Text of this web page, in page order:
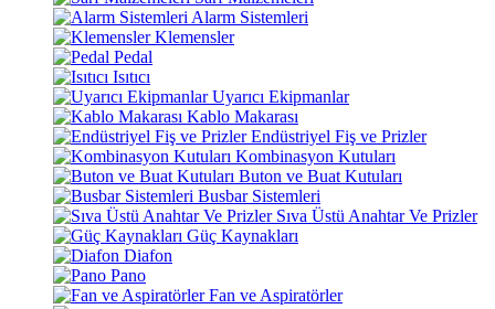
Alarm Sistemleri
Klemensler
Pedal
Isıtıcı
Uyarıcı Ekipmanlar
Kablo Makarası
Endüstriyel Fiş ve Prizler
Kombinasyon Kutuları
Buton ve Buat Kutuları
Busbar Sistemleri
Sıva Üstü Anahtar Ve Prizler
Güç Kaynakları
Diafon
Pano
Fan ve Aspiratörler